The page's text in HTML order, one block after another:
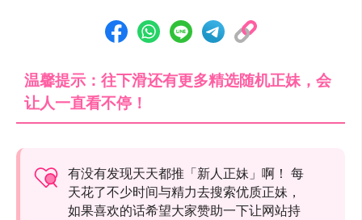
温馨提示：往下滑还有更多精选随机正妹，会
让人一直看不停！
有没有发现天天都推「新人正妹」啊！ 每
天花了不少时间与精力去搜索优质正妹，
如果喜欢的话希望大家赞助一下让网站持